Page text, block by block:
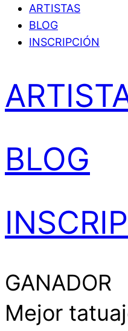
ARTISTAS
BLOG
INSCRIPCIÓN
BLOG
GANADOR
Mejor